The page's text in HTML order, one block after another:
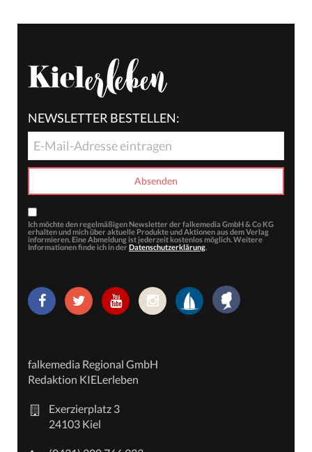
NEWSLETTER BESTELLEN:
Ich möchte den regelmäßigen Newsletter der falkemedia GmbH & Co KG
erhalten und mich über aktuelle Produkte und Aktionen aus dem Verlag
informieren. Eine Abmeldung ist jederzeit kostenlos möglich. Weitere
Informationen finde ich in der Datenschutzerklärung.
falkemedia Regional GmbH
Redaktion KIELerleben
Exerzierplatz 3
24103 Kiel